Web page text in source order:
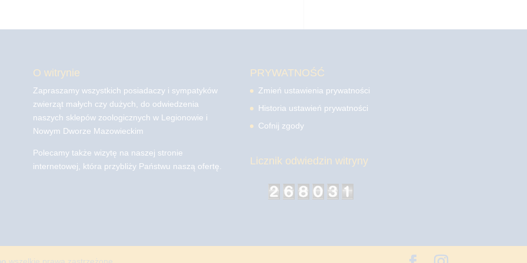
O witrynie
Zapraszamy wszystkich posiadaczy i sympatyków
zwierząt małych czy dużych, do odwiedzenia
naszych sklepów zoologicznych w Legionowie i
Nowym Dworze Mazowieckim
Polecamy także wizytę na naszej stronie
internetowej, która przybliży Państwu naszą ofertę.
PRYWATNOŚĆ
Zmień ustawienia prywatności
Historia ustawień prywatności
Cofnij zgody
Licznik odwiedzin witryny